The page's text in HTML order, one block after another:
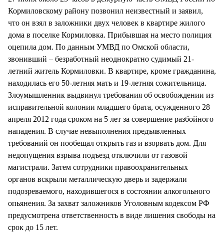
Кормиловскому району позвонил неизвестный и заявил,
что он взял в заложники двух человек в квартире жилого
дома в поселке Кормиловка. Прибывшая на место полиция
оцепила дом. По данным УМВД по Омской области,
звонивший – безработный неоднократно судимый 21-
летний житель Кормиловки. В квартире, кроме гражданина,
находилась его 50-летняя мать и 19-летняя сожительница.
Злоумышленник выдвинул требования об освобождении из
исправительной колонии младшего брата, осужденного 28
апреля 2012 года сроком на 5 лет за совершение разбойного
нападения. В случае невыполнения предъявленных
требований он пообещал открыть газ и взорвать дом. Для
недопущения взрыва подъезд отключили от газовой
магистрали. Затем сотрудники правоохранительных
органов вскрыли металлическую дверь и задержали
подозреваемого, находившегося в состоянии алкогольного
опьянения. За захват заложников Уголовным кодексом РФ
предусмотрена ответственность в виде лишения свободы на
срок до 15 лет.